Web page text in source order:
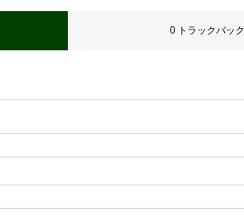
0 トラックバック